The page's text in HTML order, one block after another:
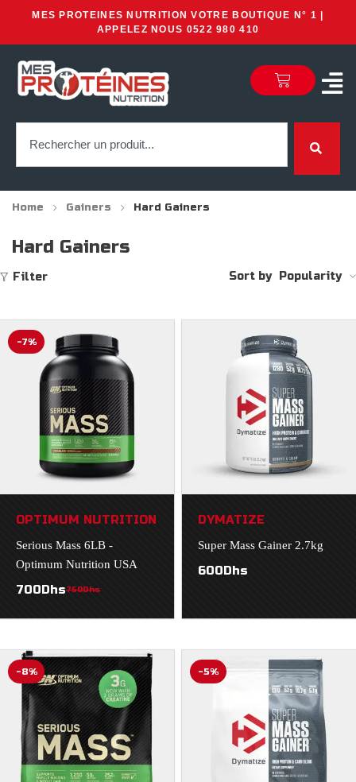
MES PROTEINES NUTRITION VOTRE BOUTIQUE N° 1 |
APPELEZ NOUS 0522 980 410
Hard Gainers
Home Gainers Hard Gainers
Filter Sort by Popularity
-7%
OPTIMUM NUTRITION
Serious Mass 6LB -
Optimum Nutrition USA
750Dhs
700Dhs
DYMATIZE
Super Mass Gainer 2.7kg
600Dhs
-8% -5%